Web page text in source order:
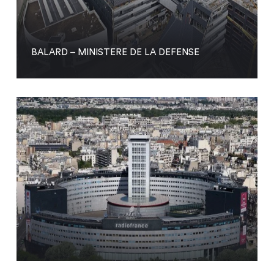
BALARD – MINISTERE DE LA DEFENSE